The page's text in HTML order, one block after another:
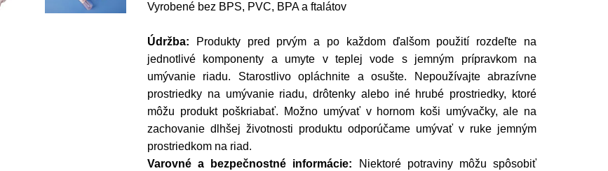
Vyrobené bez BPS, PVC, BPA a ftalátov
Údržba: Produkty pred prvým a po každom ďalšom použití rozdeľte na
jednotlivé komponenty a umyte v teplej vode s jemným prípravkom na
umývanie riadu. Starostlivo opláchnite a osušte. Nepoužívajte abrazívne
prostriedky na umývanie riadu, drôtenky alebo iné hrubé prostriedky, ktoré
môžu produkt poškriabať. Možno umývať v hornom koši umývačky, ale na
zachovanie dlhšej životnosti produktu odporúčame umývať v ruke jemným
prostriedkom na riad.
Varovné a bezpečnostné informácie: Niektoré potraviny môžu spôsobiť